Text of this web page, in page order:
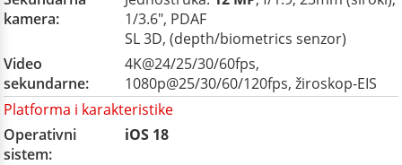
kamera:
1/3.6", PDAF
SL 3D, (depth/biometrics senzor)
Video
sekundarne:
4K@24/25/30/60fps,
1080p@25/30/60/120fps, žiroskop-EIS
Platforma i karakteristike
Operativni
sistem:
iOS 18